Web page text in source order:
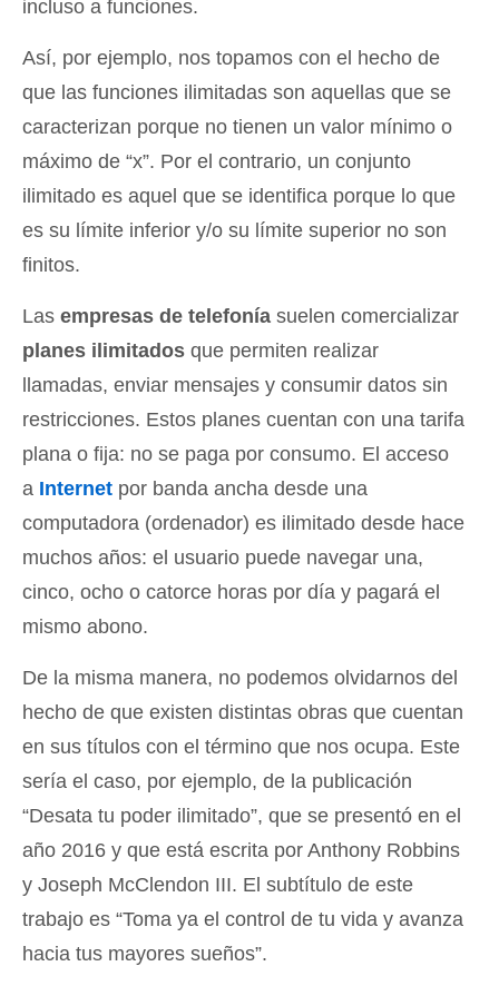
incluso a funciones.
Así, por ejemplo, nos topamos con el hecho de
que las funciones ilimitadas son aquellas que se
caracterizan porque no tienen un valor mínimo o
máximo de “x”. Por el contrario, un conjunto
ilimitado es aquel que se identifica porque lo que
es su límite inferior y/o su límite superior no son
finitos.
Las empresas de telefonía suelen comercializar
planes ilimitados que permiten realizar
llamadas, enviar mensajes y consumir datos sin
restricciones. Estos planes cuentan con una tarifa
plana o fija: no se paga por consumo. El acceso
a Internet por banda ancha desde una
computadora (ordenador) es ilimitado desde hace
muchos años: el usuario puede navegar una,
cinco, ocho o catorce horas por día y pagará el
mismo abono.
De la misma manera, no podemos olvidarnos del
hecho de que existen distintas obras que cuentan
en sus títulos con el término que nos ocupa. Este
sería el caso, por ejemplo, de la publicación
“Desata tu poder ilimitado”, que se presentó en el
año 2016 y que está escrita por Anthony Robbins
y Joseph McClendon III. El subtítulo de este
trabajo es “Toma ya el control de tu vida y avanza
hacia tus mayores sueños”.